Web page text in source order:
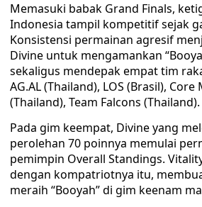
Memasuki babak Grand Finals,
Indonesia tampil kompetitif sejak
Konsistensi permainan agresif
Divine untuk mengamankan
sekaligus mendepak empat tim
AG.AL (Thailand), LOS (Brasil),
(Thailand), Team Falcons (Thailand).
Pada gim keempat, Divine yang
perolehan 70 poinnya memulai
pemimpin Overall Standings.
dengan kompatriotnya itu,
meraih “Booyah” di gim keenam